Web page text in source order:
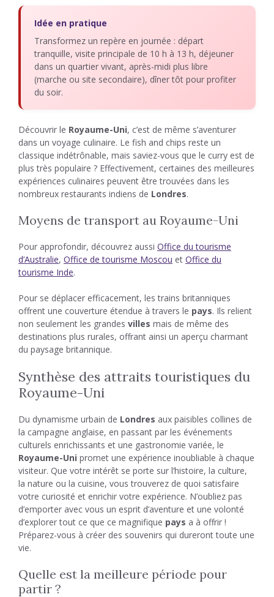
Idée en pratique
Transformez un repère en journée : départ
tranquille, visite principale de 10 h à 13 h, déjeuner
dans un quartier vivant, après-midi plus libre
(marche ou site secondaire), dîner tôt pour profiter
du soir.
Découvrir le Royaume-Uni, c’est de même s’aventurer
dans un voyage culinaire. Le fish and chips reste un
classique indétrônable, mais saviez-vous que le curry est de
plus très populaire ? Effectivement, certaines des meilleures
expériences culinaires peuvent être trouvées dans les
nombreux restaurants indiens de Londres.
Moyens de transport au Royaume-Uni
Pour approfondir, découvrez aussi Office du tourisme
d’Australie, Office de tourisme Moscou et Office du
tourisme Inde.
Pour se déplacer efficacement, les trains britanniques
offrent une couverture étendue à travers le pays. Ils relient
non seulement les grandes villes mais de même des
destinations plus rurales, offrant ainsi un aperçu charmant
du paysage britannique.
Synthèse des attraits touristiques du
Royaume-Uni
Du dynamisme urbain de Londres aux paisibles collines de
la campagne anglaise, en passant par les événements
culturels enrichissants et une gastronomie variée, le
Royaume-Uni promet une expérience inoubliable à chaque
visiteur. Que votre intérêt se porte sur l’histoire, la culture,
la nature ou la cuisine, vous trouverez de quoi satisfaire
votre curiosité et enrichir votre expérience. N’oubliez pas
d’emporter avec vous un esprit d’aventure et une volonté
d’explorer tout ce que ce magnifique pays a à offrir !
Préparez-vous à créer des souvenirs qui dureront toute une
vie.
Quelle est la meilleure période pour
partir ?